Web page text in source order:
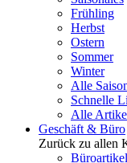
Frühling
Herbst
Ostern
Sommer
Winter
Alle
Schnelle
Alle
Geschäft & Büro
Zurück zu allen
Büroartikel